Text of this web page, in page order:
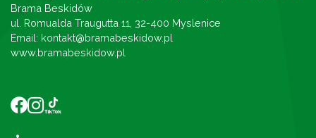
Brama Beskidów
ul. Romualda Traugutta 11, 32-400 Myslenice
Email: kontakt@bramabeskidow.pl
www.bramabeskidow.pl